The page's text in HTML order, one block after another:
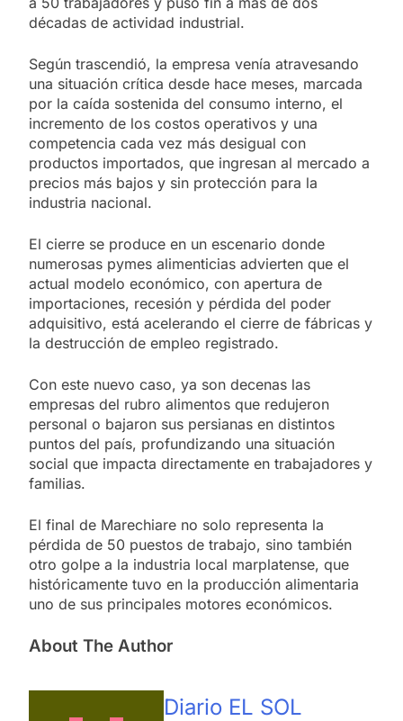
décadas de actividad industrial.
Según trascendió, la empresa venía atravesando
una situación crítica desde hace meses, marcada
por la caída sostenida del consumo interno, el
incremento de los costos operativos y una
competencia cada vez más desigual con
productos importados, que ingresan al mercado a
precios más bajos y sin protección para la
industria nacional.
El cierre se produce en un escenario donde
numerosas pymes alimenticias advierten que el
actual modelo económico, con apertura de
importaciones, recesión y pérdida del poder
adquisitivo, está acelerando el cierre de fábricas y
la destrucción de empleo registrado.
Con este nuevo caso, ya son decenas las
empresas del rubro alimentos que redujeron
personal o bajaron sus persianas en distintos
puntos del país, profundizando una situación
social que impacta directamente en trabajadores y
familias.
El final de Marechiare no solo representa la
pérdida de 50 puestos de trabajo, sino también
otro golpe a la industria local marplatense, que
históricamente tuvo en la producción alimentaria
uno de sus principales motores económicos.
About The Author
Diario EL SOL